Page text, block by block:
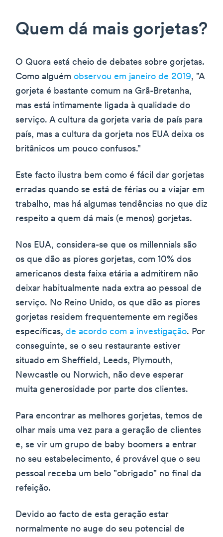
Quem dá mais gorjetas?
O Quora está cheio de debates sobre gorjetas.
Como alguém observou em janeiro de 2019, "A
gorjeta é bastante comum na Grã-Bretanha,
mas está intimamente ligada à qualidade do
serviço. A cultura da gorjeta varia de país para
país, mas a cultura da gorjeta nos EUA deixa os
britânicos um pouco confusos."
Este facto ilustra bem como é fácil dar gorjetas
erradas quando se está de férias ou a viajar em
trabalho, mas há algumas tendências no que diz
respeito a quem dá mais (e menos) gorjetas.
Nos EUA, considera-se que os millennials são
os que dão as piores gorjetas, com 10% dos
americanos desta faixa etária a admitirem não
deixar habitualmente nada extra ao pessoal de
serviço. No Reino Unido, os que dão as piores
gorjetas residem frequentemente em regiões
específicas, de acordo com a investigação. Por
conseguinte, se o seu restaurante estiver
situado em Sheffield, Leeds, Plymouth,
Newcastle ou Norwich, não deve esperar
muita generosidade por parte dos clientes.
Para encontrar as melhores gorjetas, temos de
olhar mais uma vez para a geração de clientes
e, se vir um grupo de baby boomers a entrar
no seu estabelecimento, é provável que o seu
pessoal receba um belo "obrigado" no final da
refeição.
Devido ao facto de esta geração estar
normalmente no auge do seu potencial de